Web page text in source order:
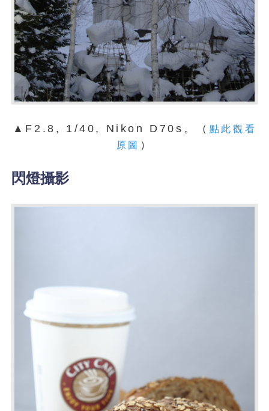
▲F2.8, 1/40, Nikon D70s。（ 點此觀看
原圖 ）
閃燈攝影